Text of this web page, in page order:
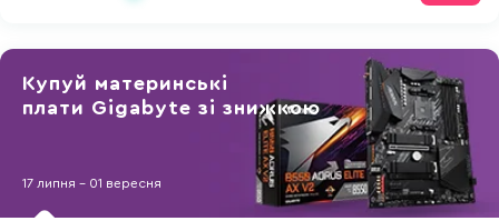
Купуй материнські
плати Gigabyte зі знижкою
17 липня - 01 вересня